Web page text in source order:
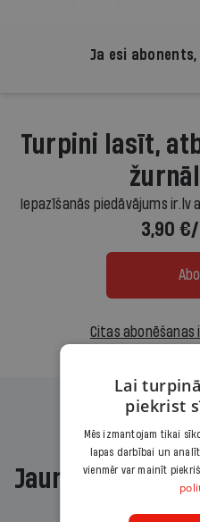
Ja esi abonents,
Turpini lasīt,
Iepazīšanās piedāvājums ir.lv
3,90
Citas abonēšanas
Jaunākajā
Lai
piekrist
Mēs izmantojam tikai
lapas darbībai un
vienmēr var mainīt